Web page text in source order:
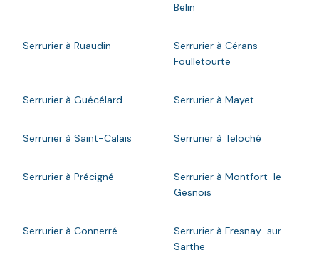
Belin
Serrurier à Ruaudin
Serrurier à Cérans-
Foulletourte
Serrurier à Guécélard Serrurier à Mayet
Serrurier à Saint-Calais Serrurier à Teloché
Serrurier à Précigné
Serrurier à Montfort-le-
Gesnois
Serrurier à Connerré
Serrurier à Fresnay-sur-
Sarthe